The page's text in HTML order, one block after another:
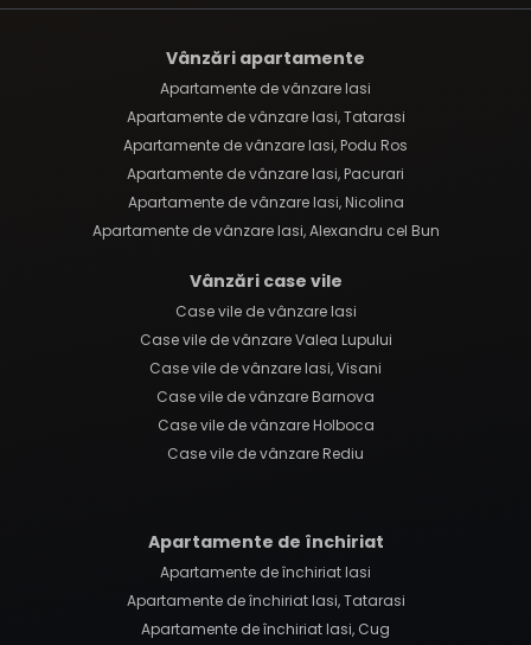
Vânzări apartamente
Apartamente de vânzare Iasi
Apartamente de vânzare Iasi, Tatarasi
Apartamente de vânzare Iasi, Podu Ros
Apartamente de vânzare Iasi, Pacurari
Apartamente de vânzare Iasi, Nicolina
Apartamente de vânzare Iasi, Alexandru cel Bun
Vânzări case vile
Case vile de vânzare Iasi
Case vile de vânzare Valea Lupului
Case vile de vânzare Iasi, Visani
Case vile de vânzare Barnova
Case vile de vânzare Holboca
Case vile de vânzare Rediu
Apartamente de închiriat
Apartamente de închiriat Iasi
Apartamente de închiriat Iasi, Tatarasi
Apartamente de închiriat Iasi, Cug